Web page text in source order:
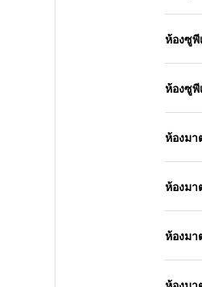
ห้องซูพี
ห้องซูพี
ห้องมา
ห้องมา
ห้องมา